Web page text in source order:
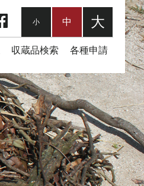
収蔵品検索 各種申請
小 中 大